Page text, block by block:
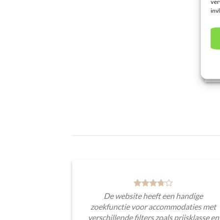
De website heeft een handige
zoekfunctie voor accommodaties met
verschillende filters zoals prijsklasse en